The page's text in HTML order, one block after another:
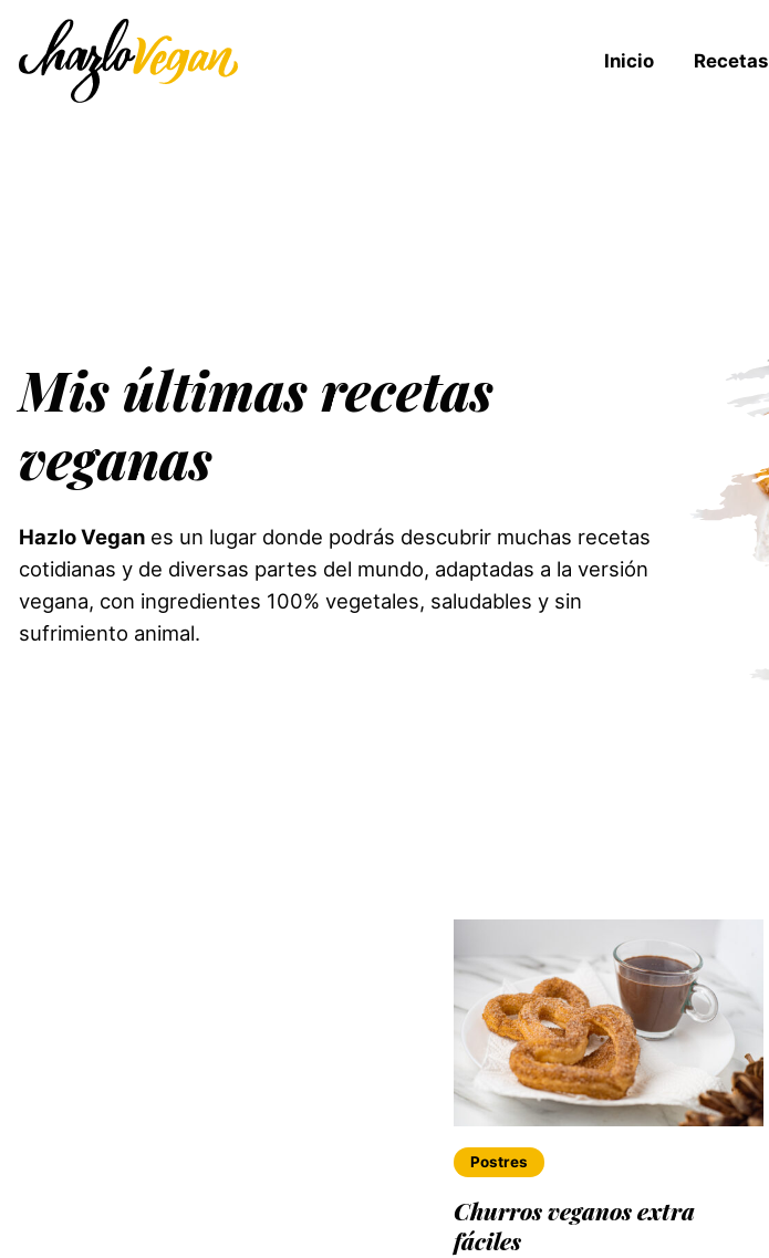
Inicio Recetas
Mis últimas recetas
veganas
Hazlo Veganes un lugar donde podrás descubrir muchas recetas
cotidianas y de diversas partes del mundo, adaptadas a la versión
vegana, con ingredientes 100% vegetales, saludables y sin
sufrimiento animal.
Postres
Churros veganos extra
fáciles